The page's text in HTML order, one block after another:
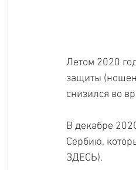
Летом 2020
защиты
снизился во
В декабре
Сербию,
ЗДЕСЬ).